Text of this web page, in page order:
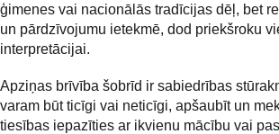
ģimenes vai nacionālās tradīcijas dēļ, bet
un pārdzīvojumu ietekmē, dod priekšroku
interpretācijai.
Apziņas brīvība šobrīd ir sabiedrības
varam būt ticīgi vai neticīgi, apšaubīt un
tiesības iepazīties ar ikvienu mācību vai